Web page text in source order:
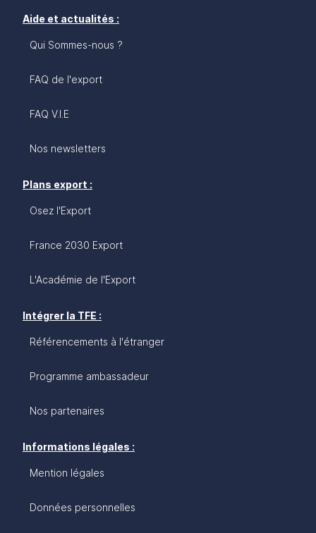
Aide et actualités :
Qui Sommes-nous ?
FAQ de l'export
FAQ V.I.E
Nos newsletters
Plans export :
Osez l'Export
France 2030 Export
L'Académie de l'Export
Intégrer la TFE :
Référencements à l'étranger
Programme ambassadeur
Nos partenaires
Informations légales :
Mention légales
Données personnelles